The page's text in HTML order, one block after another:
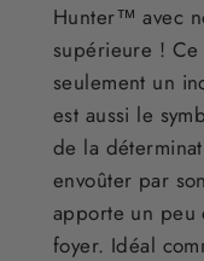
Hunter™ avec
supérieure !
seulement un
est aussi le
de la
envoûter par
apporte un peu
foyer. Idéal